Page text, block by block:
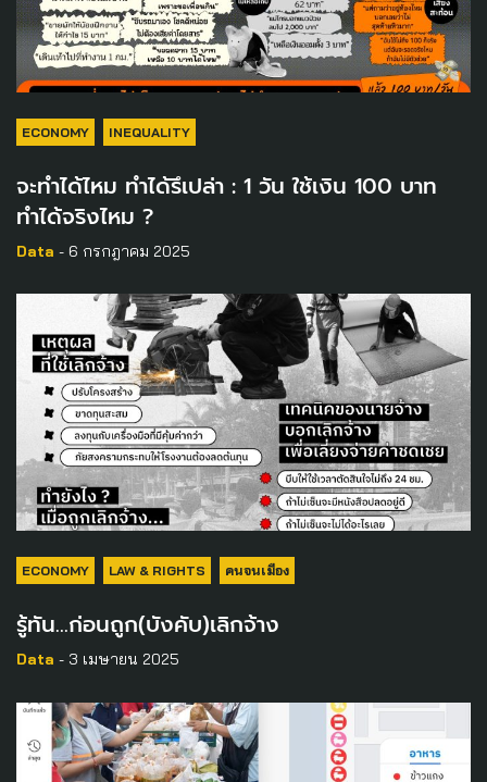
ECONOMY INEQUALITY
จะทำได้ไหม ทำได้รึเปล่า : 1 วัน ใช้เงิน 100 บาท
ทำได้จริงไหม ?
Data - 6 กรกฎาคม 2025
ECONOMY LAW & RIGHTS คนจนเมือง
รู้ทัน…ก่อนถูก(บังคับ)เลิกจ้าง
Data - 3 เมษายน 2025